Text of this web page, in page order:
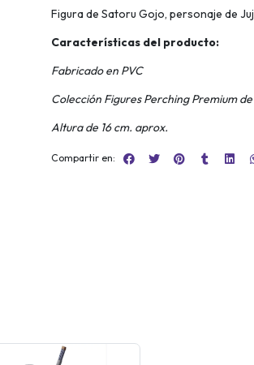
Figura de Satoru Gojo, personaje de
Características del producto:
Fabricado en PVC
Colección Figures Perching Premium de
Altura de 16 cm. aprox.
Compartir en: